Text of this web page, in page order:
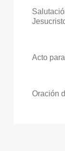
Acto
Oración